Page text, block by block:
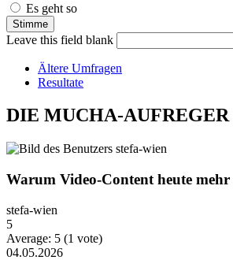
Es geht so
Leave this field blank
Ältere Umfragen
Resultate
DIE MUCHA-AUFREGER
Warum Video-Content heute
stefa-wien
5
Average: 5 (1 vote)
04.05.2026